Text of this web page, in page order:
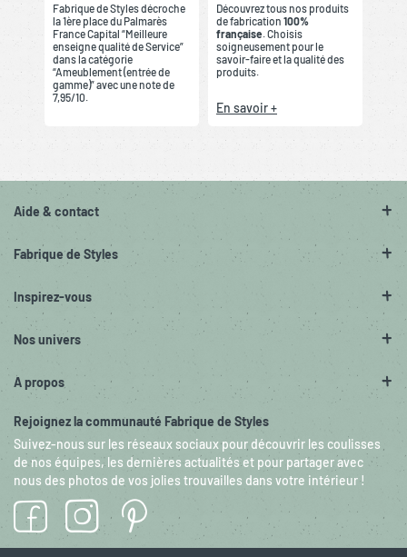
Fabrique de Styles décroche
la 1ère place du Palmarès
France Capital “Meilleure
enseigne qualité de Service”
dans la catégorie
“Ameublement (entrée de
gamme)” avec une note de
7,95/10.
Découvrez tous nos produits
de fabrication 100%
française . Choisis
soigneusement pour le
savoir-faire et la qualité des
produits.
En savoir +
Aide & contact
Fabrique de Styles
Inspirez-vous
Nos univers
A propos
Rejoignez la communauté Fabrique de Styles
Suivez-nous sur les réseaux sociaux pour découvrir les coulisses
de nos équipes, les dernières actualités et pour partager avec
nous des photos de vos jolies trouvailles dans votre intérieur !